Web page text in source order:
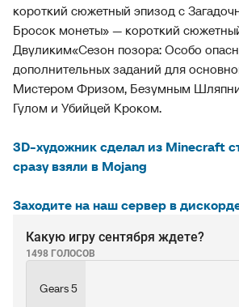
короткий сюжетный эпизод с
Бросок монеты» — короткий
Двуликим«Сезон позора: Особо
дополнительных заданий для
Мистером Фризом, Безумным
Гулом и Убийцей Кроком.
3D-художник сделал из Minecraft
сразу взяли в Mojang
Заходите на наш сервер в
Какую игру сентября ждете?
1498 ГОЛОСОВ
Gears 5